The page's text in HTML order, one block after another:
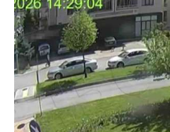
SİYASET
EKONOMİ
DÜNYA
MAGAZİN